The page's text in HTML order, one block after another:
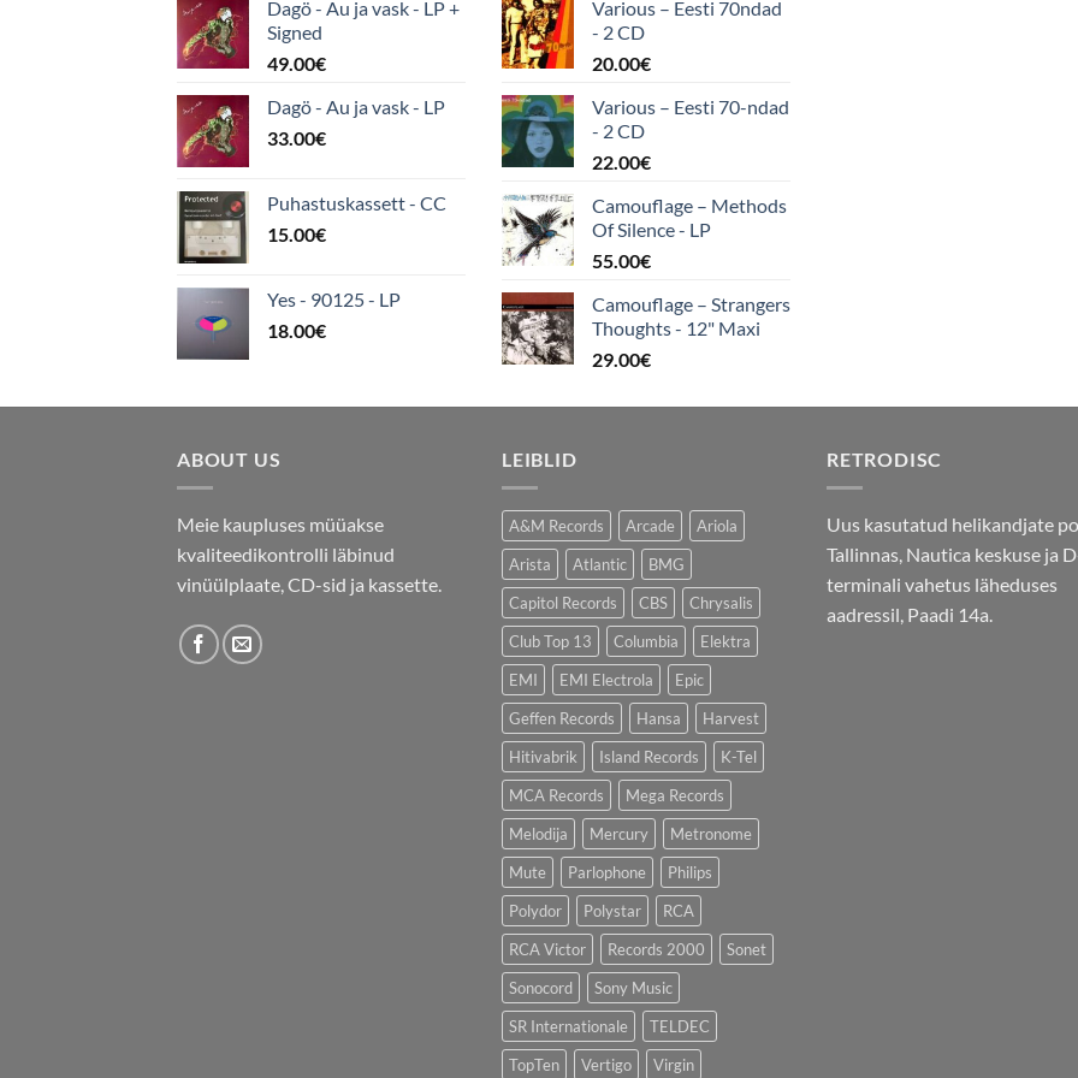
Dagö - Au ja vask - LP +
Signed
49.00€
Dagö - Au ja vask - LP
33.00€
Puhastuskassett - CC
15.00€
Yes - 90125 - LP
18.00€
Various – Eesti 70ndad
- 2 CD
20.00€
Various ‎– Eesti 70-ndad
- 2 CD
22.00€
Camouflage ‎– Methods
Of Silence - LP
55.00€
Camouflage – Strangers
Thoughts - 12" Maxi
29.00€
ABOUT US
Meie kaupluses müüakse
kvaliteedikontrolli läbinud
vinüülplaate, CD-sid ja kassette.
LEIBLID
A&M Records Arcade
Ariola
Arista
Atlantic
BMG
Capitol Records
CBS
Chrysalis
Club Top 13
Columbia
Elektra
EMI
EMI Electrola
Epic
Geffen Records
Hansa
Harvest
Hitivabrik
Island Records
K-Tel
MCA Records
Mega Records
Melodija
Mercury
Metronome
Mute
Parlophone
Philips
Polydor
Polystar
RCA
RCA Victor
Records 2000
Sonet
Sonocord
Sony Music
SR Internationale
TELDEC
TopTen
Vertigo Virgin
RETRODISC
Uus kasutatud helikandjate
Tallinnas, Nautica keskuse ja
terminali vahetus läheduses
aadressil, Paadi 14a.